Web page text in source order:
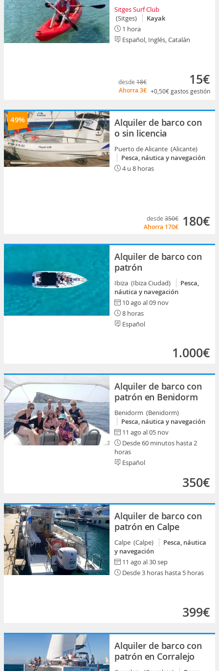
Sitges Surf Club
(Sitges)
Kayak
1 hora
Español, Inglés, Catalán
desde 18€
Ahorra 3€
15€
+0,50€gastos gestión
49%
Alquiler de barco con
o sin licencia
Puerto de Alicante (Alicante)
Pesca, náutica y navegación
4 u 8 horas
desde 350€
Ahorra 170€ 180€
Alquiler de barco con
patrón
Ibiza (Ibiza Ciudad)
Pesca,
náutica y navegación
10 ago al 09 nov
8 horas
Español
1.000€
Alquiler de barco con
patrón en Benidorm
Benidorm (Benidorm)
Pesca, náutica y navegación
11 ago al 05 nov
Desde 60 minutos hasta 2
horas
Español
350€
Alquiler de barco con
patrón en Calpe
Calpe (Calpe)
Pesca, náutica
y navegación
11 ago al 30 sep
Desde 3 horas hasta 5 horas
399€
Alquiler de barco con
patrón en Corralejo